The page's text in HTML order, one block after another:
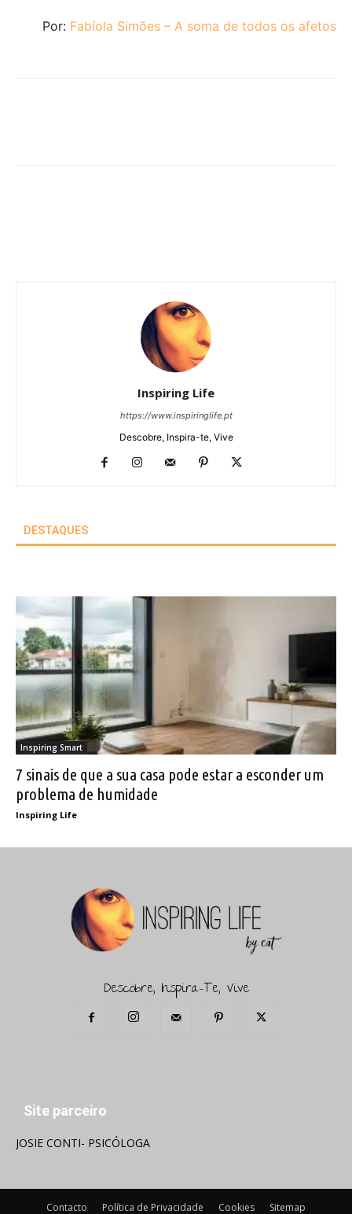
Por: Fabíola Simões – A soma de todos os afetos
Inspiring Life
https://www.inspiringlife.pt
Descobre, Inspira-te, Vive
DESTAQUES
Inspiring Smart
7 sinais de que a sua casa pode estar a esconder um
problema de humidade
Inspiring Life
Descobre, Inspira-Te, Vive
Site parceiro
JOSIE CONTI- PSICÓLOGA
Contacto Política de Privacidade Cookies Sitemap